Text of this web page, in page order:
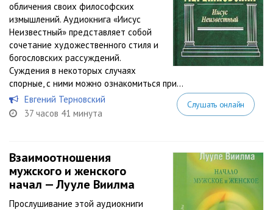
обличения своих философских
измышлений. Аудиокнига «Иисус
Неизвестный» представляет собой
сочетание художественного стиля и
богословских рассуждений.
Суждения в некоторых случаях
спорные, с ними можно ознакомиться при...
Евгений Терновский
37 часов 41 минута
Слушать онлайн
Взаимоотношения
мужского и женского
начал — Лууле Виилма
Прослушивание этой аудиокниги